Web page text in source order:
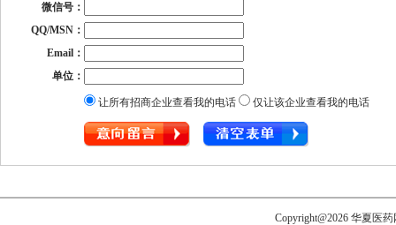
微信号：
QQ/MSN：
Email：
单位：
让所有招商企业查看我的电话 仅让该企业查看我的电话
Copyright@2026 华夏医